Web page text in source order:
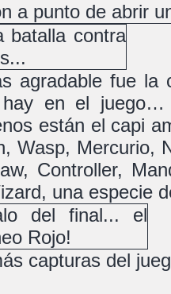
agradable fue la
hay en el
están el capi
Wasp, Mercurio,
Controller,
una especie
capturas del